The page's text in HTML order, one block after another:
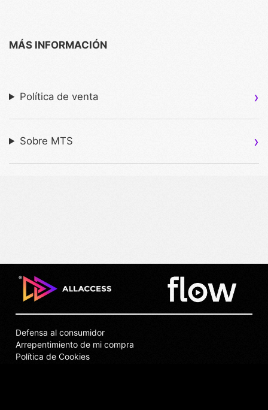
MÁS INFORMACIÓN
Política de venta
Sobre MTS
Política de Cookies
Arrepentimiento de mi compra
Defensa al consumidor